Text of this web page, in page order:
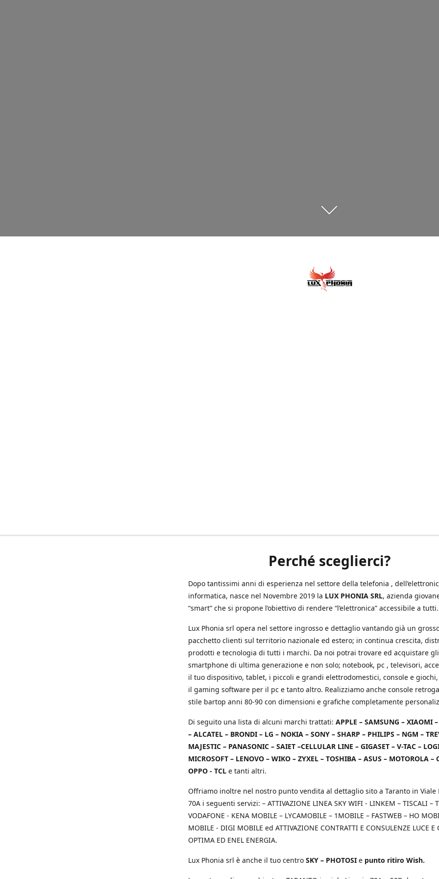
Perché sceglierci?
Dopo tantissimi anni di esperienza nel settore della telefonia ,
informatica, nasce nel Novembre 2019 la LUX PHONIA SRL, azienda
“smart” che si propone l’obiettivo di rendere “l’elettronica” accessibile a tutti.
Lux Phonia srl opera nel settore ingrosso e dettaglio vantando già un
pacchetto clienti sul territorio nazionale ed estero; in continua crescita,
prodotti e tecnologia di tutti i marchi. Da noi potrai trovare ed acquistare gli
smartphone di ultima generazione e non solo; notebook, pc , televisori,
il tuo dispositivo, tablet, i piccoli e grandi elettrodomestici, console e
il gaming software per il pc e tanto altro. Realizziamo anche console
stile bartop anni 80-90 con dimensioni e grafiche completamente
Di seguito una lista di alcuni marchi trattati: APPLE – SAMSUNG – XIAOMI
– ALCATEL – BRONDI – LG – NOKIA – SONY – SHARP – PHILIPS – NGM –
MAJESTIC – PANASONIC – SAIET –CELLULAR LINE – GIGASET – V-TAC –
MICROSOFT – LENOVO – WIKO – ZYXEL – TOSHIBA – ASUS – MOTOROLA –
OPPO - TCL e tanti altri.
Offriamo inoltre nel nostro punto vendita al dettaglio sito a Taranto in Viale
70A i seguenti servizi: – ATTIVAZIONE LINEA SKY WIFI - LINKEM – TISCALI –
VODAFONE - KENA MOBILE – LYCAMOBILE – 1MOBILE – FASTWEB – HO
MOBILE - DIGI MOBILE ed ATTIVAZIONE CONTRATTI E CONSULENZE LUCE E
OPTIMA ED ENEL ENERGIA.
Lux Phonia srl è anche il tuo centro SKY – PHOTOSI e punto ritiro Wish.